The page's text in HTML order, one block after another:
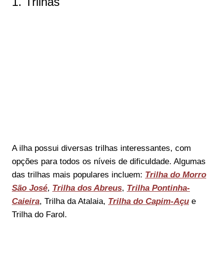
A ilha possui diversas trilhas interessantes, com
opções para todos os níveis de dificuldade. Algumas
das trilhas mais populares incluem: Trilha do Morro
São José, Trilha dos Abreus, Trilha Pontinha-
Caieira, Trilha da Atalaia, Trilha do Capim-Açu e
Trilha do Farol.